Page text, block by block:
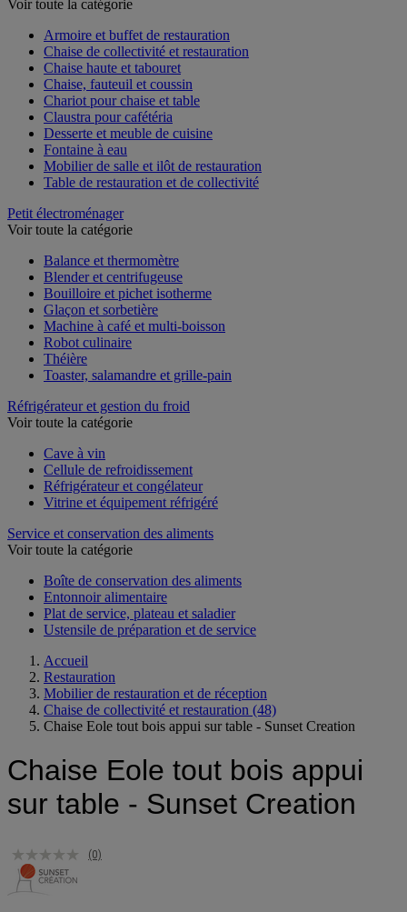
Voir toute la catégorie
Armoire et buffet de restauration
Chaise de collectivité et restauration
Chaise haute et tabouret
Chaise, fauteuil et coussin
Chariot pour chaise et table
Claustra pour cafétéria
Desserte et meuble de cuisine
Fontaine à eau
Mobilier de salle et ilôt de restauration
Table de restauration et de collectivité
Petit électroménager
Voir toute la catégorie
Balance et thermomètre
Blender et centrifugeuse
Bouilloire et pichet isotherme
Glaçon et sorbetière
Machine à café et multi-boisson
Robot culinaire
Théière
Toaster, salamandre et grille-pain
Réfrigérateur et gestion du froid
Voir toute la catégorie
Cave à vin
Cellule de refroidissement
Réfrigérateur et congélateur
Vitrine et équipement réfrigéré
Service et conservation des aliments
Voir toute la catégorie
Boîte de conservation des aliments
Entonnoir alimentaire
Plat de service, plateau et saladier
Ustensile de préparation et de service
Accueil
Restauration
Mobilier de restauration et de réception
Chaise de collectivité et restauration (48)
Chaise Eole tout bois appui sur table - Sunset Creation
Chaise Eole tout bois appui
sur table - Sunset Creation
(0)